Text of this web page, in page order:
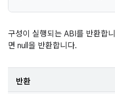
구성이 실행되는 ABI를 반환합
면 null을 반환합니다.
반환